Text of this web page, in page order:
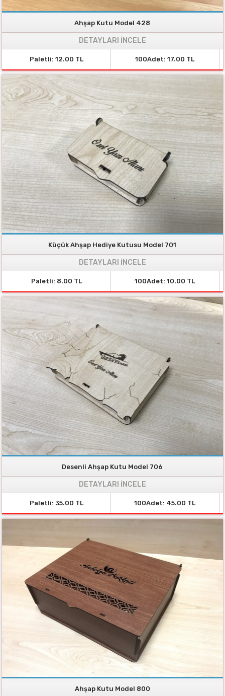
Ahşap Kutu Model 428
DETAYLARI İNCELE
Paletli: 12.00 TL 100Adet: 17.00 TL
Küçük Ahşap Hediye Kutusu Model 701
DETAYLARI İNCELE
Paletli: 8.00 TL 100Adet: 10.00 TL
Desenli Ahşap Kutu Model 706
DETAYLARI İNCELE
Paletli: 35.00 TL 100Adet: 45.00 TL
Ahşap Kutu Model 800